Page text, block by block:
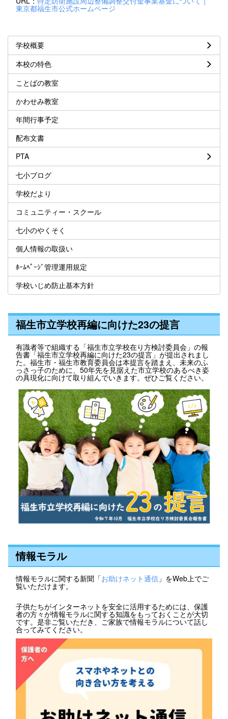
東京都福生市公式ホームページ
学校概要
本校の特色
ことばの教室
かわせみ教室
年間行事予定
配布文書
PTA
七小ブログ
学校だより
コミュニティー・スクール
七小のやくそく
個人情報の取扱い
ﾎｰﾑﾍﾟｰｼﾞ管理運用規定
学校いじめ防止基本方針
福生市立学校再編に向けた23の提言
有識者等で組織する「福生市立学校在り方検討委員会」の報
告書「福生市立学校再編に向けた23の提言」が提出されまし
た。福生市・福生市教育委員会は本提言を踏まえ、未来のふ
っさっ子のために、50年先を見据えた市立学校のあるべき姿
の具現化に向けて取り組んでいきます。ぜひご覧ください。
情報モラル
情報モラルに関する新聞「お助けネット通信 」をWeb上でご
覧いただけます。
子供たちがインターネットを安全に活用するためには、保護
者の方々が情報モラルに関する知識をもっておくことが大切
です。是非ご覧いただき、ご家族で情報モラルについて話し
合ってみてください。